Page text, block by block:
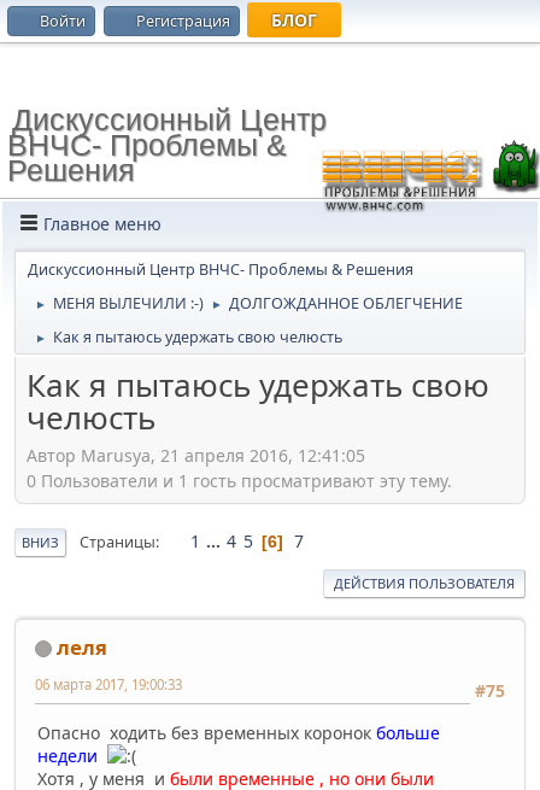
Войти Регистрация БЛОГ
Дискуссионный Центр
ВНЧС- Проблемы &
Решения
Главное меню
Дискуссионный Центр ВНЧС- Проблемы & Решения
► МЕНЯ ВЫЛЕЧИЛИ :-) ► ДОЛГОЖДАННОЕ ОБЛЕГЧЕНИЕ
► Как я пытаюсь удержать свою челюсть
Как я пытаюсь удержать свою
челюсть
Автор Marusya, 21 апреля 2016, 12:41:05
0 Пользователи и 1 гость просматривают эту тему.
ВНИЗ Страницы 1 ... 4 5 6 7
ДЕЙСТВИЯ ПОЛЬЗОВАТЕЛЯ
леля
#75
06 марта 2017, 19:00:33
Опасно ходить без временных коронок больше
недели
Хотя , у меня и были временные , но они были